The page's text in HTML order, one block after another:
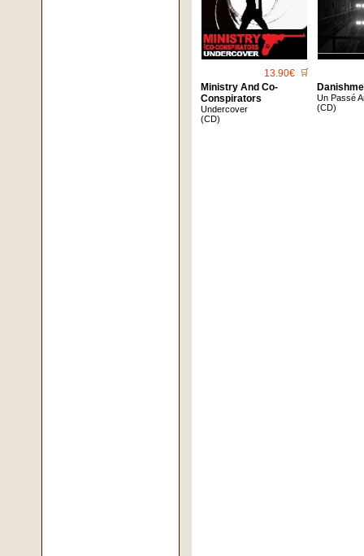
13.90€ 🛒
Ministry And Co-
Conspirators
Undercover
(CD)
Un Passé
(CD)